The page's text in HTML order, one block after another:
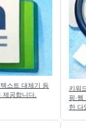
스트 대체기 등
제공합니다.
키워
핑·
한 다